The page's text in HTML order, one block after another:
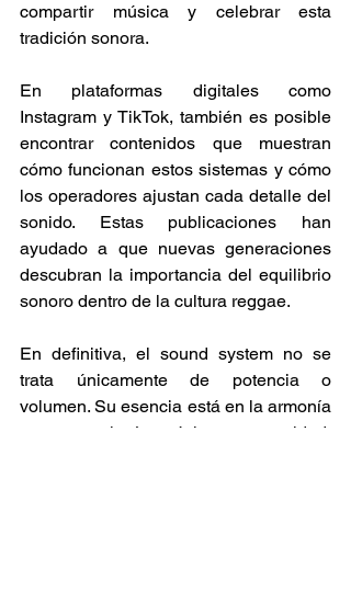
compartir música y celebrar esta
tradición sonora.
En plataformas digitales como
Instagram y TikTok, también es posible
encontrar contenidos que muestran
cómo funcionan estos sistemas y cómo
los operadores ajustan cada detalle del
sonido. Estas publicaciones han
ayudado a que nuevas generaciones
descubran la importancia del equilibrio
sonoro dentro de la cultura reggae.
En definitiva, el sound system no se
trata únicamente de potencia o
volumen. Su esencia está en la armonía
entre tecnología, música y comunidad,